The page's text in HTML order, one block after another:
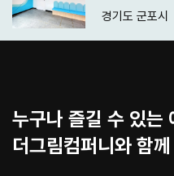
경기도 군포시
누구나 즐길 수 있는
더그림컴퍼니와 함께